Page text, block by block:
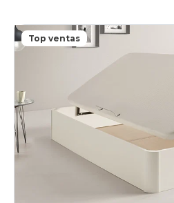
Top ventas